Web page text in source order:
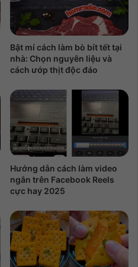
Bật mí cách làm bò bít tết tại
nhà: Chọn nguyên liệu và
cách ướp thịt độc đáo
Hướng dẫn cách làm video
ngắn trên Facebook Reels
cực hay 2025